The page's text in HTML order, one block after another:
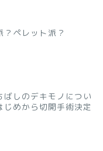
？ペレット派？
しのデキモノについ
めから切開手術決定